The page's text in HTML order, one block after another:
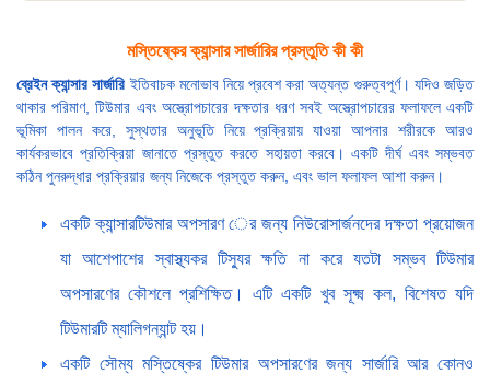
মস্তিষ্কের ক্যান্সার সার্জারির প্রস্তুতি কী কী
ব্রেইন ক্যান্সার সার্জারি ইতিবাচক মনোভাব নিয়ে প্রবেশ করা অত্যন্ত গুরুত্বপূর্ণ। যদিও জড়িত
থাকার পরিমাণ, টিউমার এবং অস্ত্রোপচারের দক্ষতার ধরণ সবই অস্ত্রোপচারের ফলাফলে একটি
ভূমিকা পালন করে, সুস্থতার অনুভূতি নিয়ে প্রক্রিয়ায় যাওয়া আপনার শরীরকে আরও
কার্যকরভাবে প্রতিক্রিয়া জানাতে প্রস্তুত করতে সহায়তা করবে। একটি দীর্ঘ এবং সম্ভবত
কঠিন পুনরুদ্ধার প্রক্রিয়ার জন্য নিজেকে প্রস্তুত করুন, এবং ভাল ফলাফল আশা করুন।
একটি ক্যান্সারটিউমার অপসারণ ের জন্য নিউরোসার্জনদের দক্ষতা প্রয়োজন
যা আশেপাশের স্বাস্থ্যকর টিস্যুর ক্ষতি না করে যতটা সম্ভব টিউমার
অপসারণের কৌশলে প্রশিক্ষিত। এটি একটি খুব সূক্ষ্ম কল, বিশেষত যদি
টিউমারটি ম্যালিগন্যান্ট হয়।
একটি সৌম্য মস্তিষ্কের টিউমার অপসারণের জন্য সার্জারি আর কোনও